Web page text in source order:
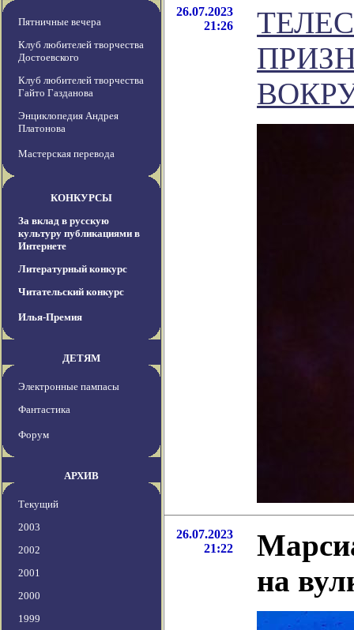
Пятничные вечера
Клуб любителей творчества
Достоевского
Клуб любителей творчества
Гайто Газданова
Энциклопедия Андрея
Платонова
Мастерская перевода
КОНКУРСЫ
За вклад в русскую
культуру публикациями в
Интернете
Литературный конкурс
Читательский конкурс
Илья-Премия
ДЕТЯМ
Электронные пампасы
Фантастика
Форум
АРХИВ
Текущий
2003
2002
2001
2000
1999
26.07.2023
21:26
26.07.2023
21:22
на